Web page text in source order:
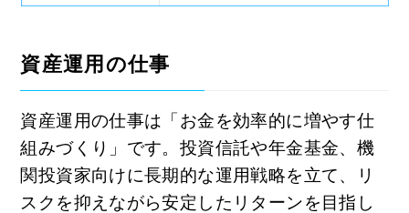
資産運用の仕事
資産運用の仕事は「お金を効率的に増やす仕
組みづくり」です。投資信託や年金基金、機
関投資家向けに長期的な運用戦略を立て、リ
スクを抑えながら安定したリターンを目指し